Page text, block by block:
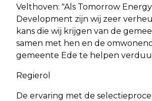
Velthoven: "Als Tomorrow Energy
Development zijn wij zeer
kans die wij krijgen van de
samen met hen en de
gemeente Ede te helpen
Regierol
De ervaring met de